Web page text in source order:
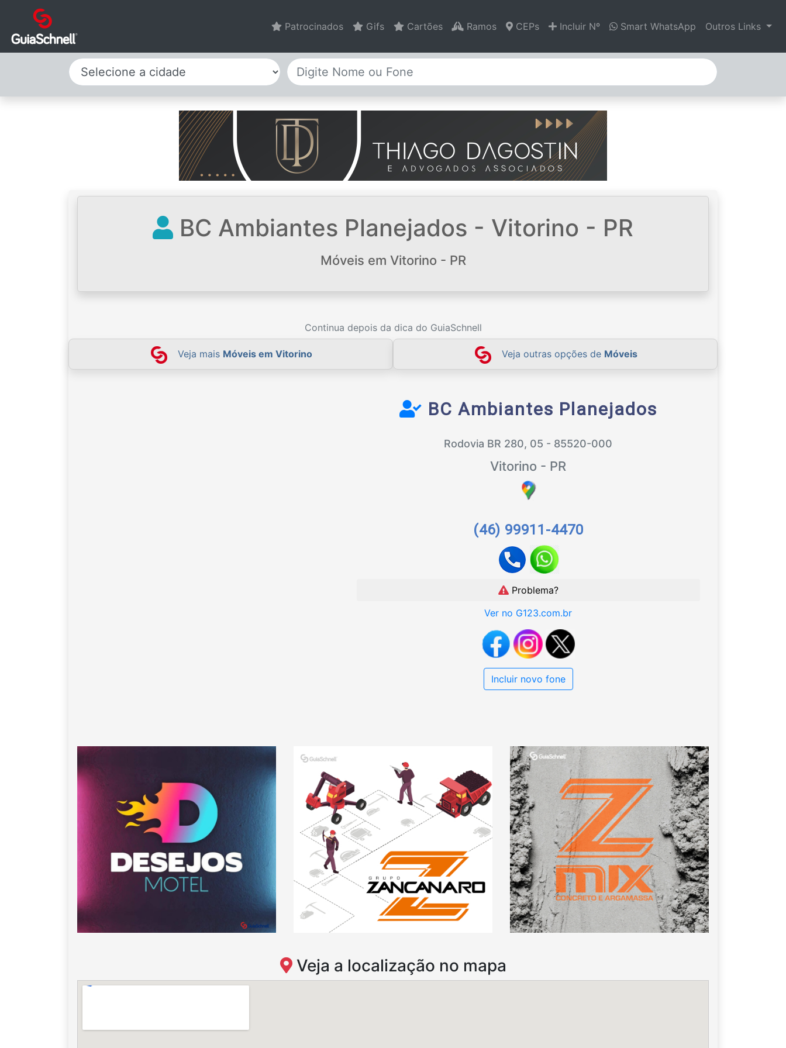
Patrocinados Gifs Cartões Ramos CEPs Incluir Nº Smart WhatsApp Outros Links
Selecione a cidade
BC Ambiantes Planejados - Vitorino - PR
Móveis em Vitorino - PR
Continua depois da dica do GuiaSchnell
Veja mais Móveis em Vitorino Veja outras opções de Móveis
BC Ambiantes Planejados
Rodovia BR 280, 05 - 85520-000
Vitorino - PR
(46) 99911-4470
Problema?
Ver no G123.com.br
Incluir novo fone
Veja a localização no mapa